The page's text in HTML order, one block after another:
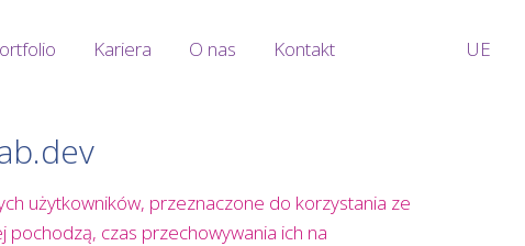
Kariera O nas Kontakt UE
użytkowników, przeznaczone do korzystania ze
czas przechowywania ich na